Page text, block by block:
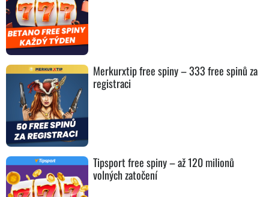
Merkurxtip free spiny – 333 free spinů za
registraci
Tipsport free spiny – až 120 milionů
volných zatočení